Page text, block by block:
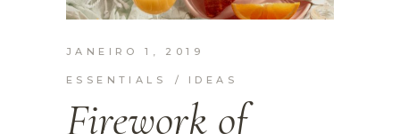
JANEIRO 1, 2019
ESSENTIALS IDEAS
Firework of